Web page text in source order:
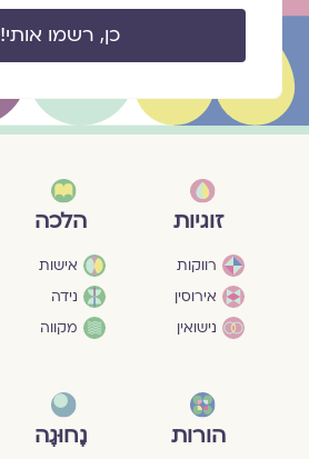
כן, רשמו אותי!
זוגיות
רווקות
אירוסין
נישואין
הלכה
אישות
נידה
מקווה
הורות נָחוּגָה